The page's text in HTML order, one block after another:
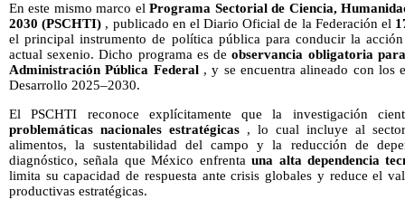
En este mismo marco elPrograma Sectorial de Ciencia,
2030 (PSCHTI) , publicado en el Diario Oficial de la Federación el
el principal instrumento de política pública para conducir la
actual sexenio. Dicho programa es deobservancia obligatoria
Administración Pública Federal, y se encuentra alineado con los
Desarrollo 2025–2030.
El PSCHTI reconoce explícitamente que la investigación
problemáticas nacionales estratégicas , lo cual incluye al
alimentos, la sustentabilidad del campo y la reducción de
diagnóstico, señala que México enfrentauna alta dependencia
limita su capacidad de respuesta ante crisis globales y reduce el
productivas estratégicas.